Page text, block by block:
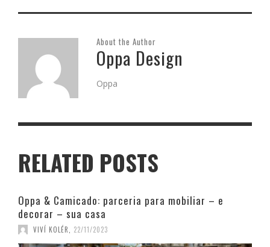
About the Author
Oppa Design
Oppa
RELATED POSTS
Oppa & Camicado: parceria para mobiliar – e
decorar – sua casa
VIVÍ KOLÉR 22/11/2023